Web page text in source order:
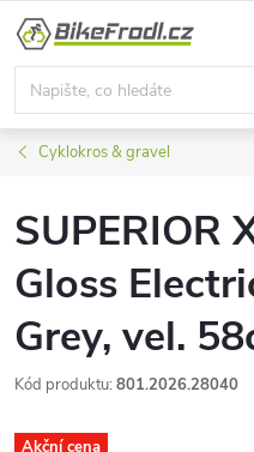
Přejít
obsah
Cyklokros & gravel
SUPERIOR
Gloss
Grey, vel.
Kód produktu: 801.2026.28040
Akční cena